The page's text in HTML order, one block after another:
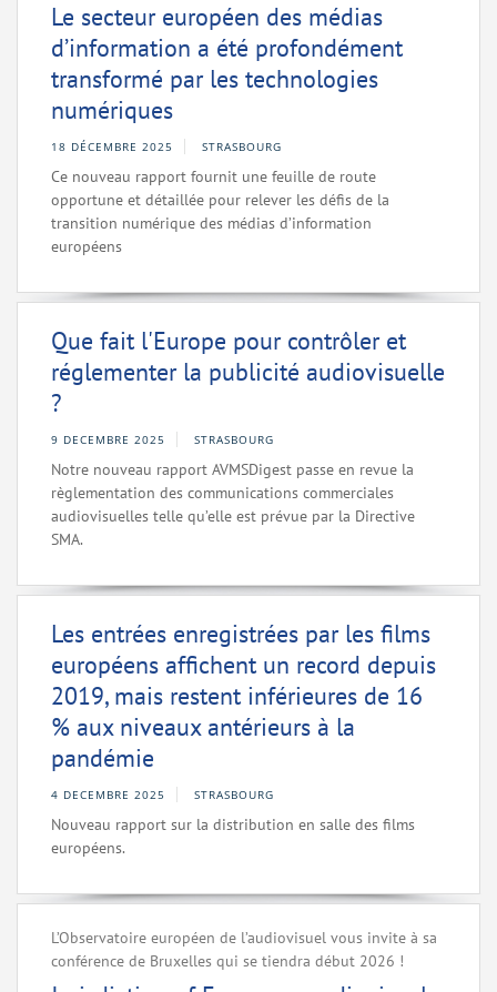
Le secteur européen des médias
d’information a été profondément
transformé par les technologies
numériques
18 DÉCEMBRE 2025 STRASBOURG
Ce nouveau rapport fournit une feuille de route
opportune et détaillée pour relever les défis de la
transition numérique des médias d’information
européens
Que fait l'Europe pour contrôler et
réglementer la publicité audiovisuelle
?
9 DECEMBRE 2025 STRASBOURG
Notre nouveau rapport AVMSDigest passe en revue la
règlementation des communications commerciales
audiovisuelles telle qu’elle est prévue par la Directive
SMA.
Les entrées enregistrées par les films
européens affichent un record depuis
2019, mais restent inférieures de 16
% aux niveaux antérieurs à la
pandémie
4 DECEMBRE 2025 STRASBOURG
Nouveau rapport sur la distribution en salle des films
européens.
L’Observatoire européen de l’audiovisuel vous invite à sa
conférence de Bruxelles qui se tiendra début 2026 !